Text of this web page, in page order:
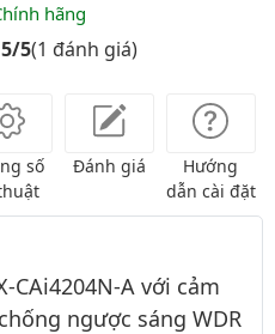
hãng
5/5(1 đánh giá)
số
Đánh giá
Hướng
dẫn cài đặt
CAi4204N-A với cảm
ngược sáng WDR